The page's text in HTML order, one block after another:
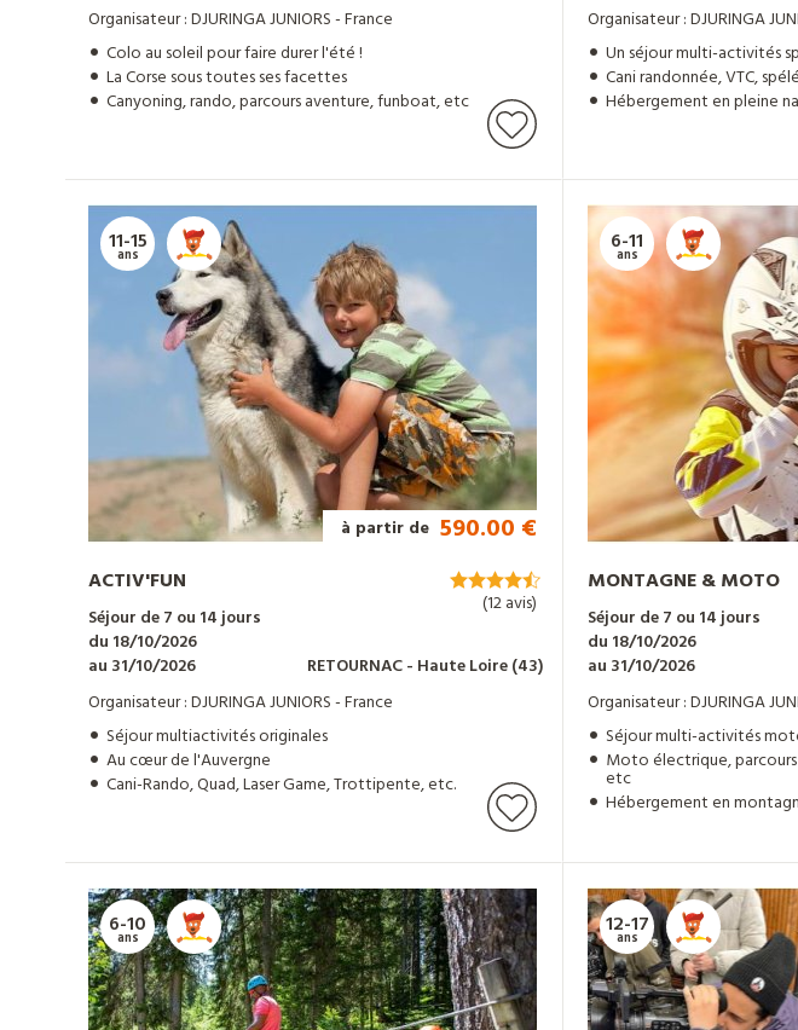
colonies
vacances
centres
d'hébergements
Informations
pratiques
Organisateur : DJURINGA JUNIORS - France
Colo au soleil pour faire durer l'été !
La Corse sous toutes ses facettes
Canyoning, rando, parcours aventure, funboat, etc
Organisateur : DJURINGA
Un séjour multi-activités
Cani randonnée, VTC,
Hébergement en pleine
11-15
ans
à partir de 590.00 €
ACTIV'FUN
Séjour de 7 ou 14 jours
du 18/10/2026
au 31/10/2026
RETOURNAC- Haute Loire(43)
Organisateur : DJURINGA JUNIORS - France
Séjour multiactivités originales
Au cœur de l'Auvergne
Cani-Rando, Quad, Laser Game, Trottipente, etc.
(12 avis)
6-11
ans
MONTAGNE & MOTO
Séjour de 7 ou 14 jours
du 18/10/2026
au 31/10/2026
Organisateur : DJURINGA
Séjour multi-activités
Moto électrique,
etc
Hébergement en
6-10
ans 12-17
ans